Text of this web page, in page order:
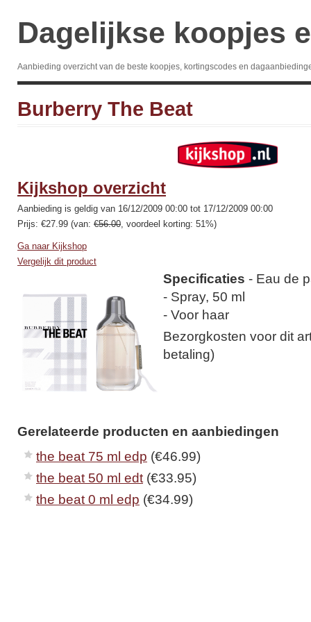
Dagelijkse koopjes
Aanbieding overzicht van de beste koopjes, kortingscodes en
Burberry The Beat
Kijkshop overzicht
Aanbieding is geldig van 16/12/2009 00:00 tot 17/12/2009 00:00
Prijs: €27.99 (van: €56.00, voordeel korting: 51%)
Ga naar Kijkshop
Vergelijk dit product
Specificaties - Eau de
- Spray, 50 ml
- Voor haar
Bezorgkosten voor dit
betaling)
Gerelateerde producten en aanbiedingen
the beat 75 ml edp (€46.99)
the beat 50 ml edt (€33.95)
the beat 0 ml edp (€34.99)